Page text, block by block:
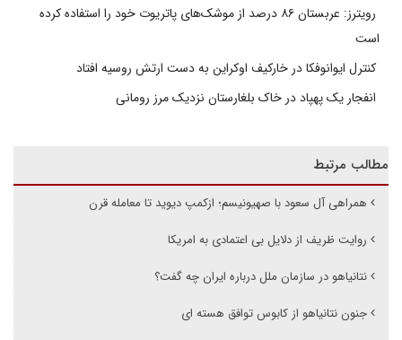
رویترز: عربستان ۸۶ درصد از موشک‌های پاتریوت خود را استفاده کرده
است
کنترل ایوانوفکا در خارکیف اوکراین به دست ارتش روسیه افتاد
انفجار یک پهپاد در خاک بلغارستان نزدیک مرز رومانی
مطالب مرتبط
همراهی آل سعود با صهیونیسم؛ ازکمپ دیوید تا معامله قرن
روایت ظریف از دلایل بی اعتمادی به امریکا
نتانیاهو در سازمان ملل درباره ایران چه گفت؟
جنون نتانیاهو از کابوس توافق هسته ای